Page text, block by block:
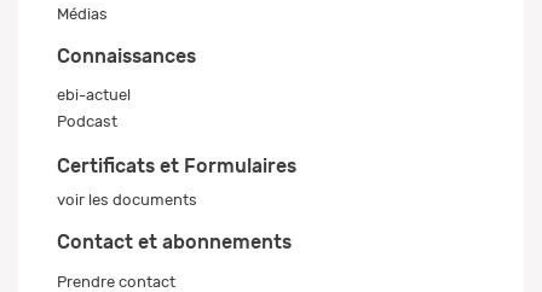
Médias
Connaissances
ebi-actuel
Podcast
Certificats et Formulaires
voir les documents
Contact et abonnements
Prendre contact